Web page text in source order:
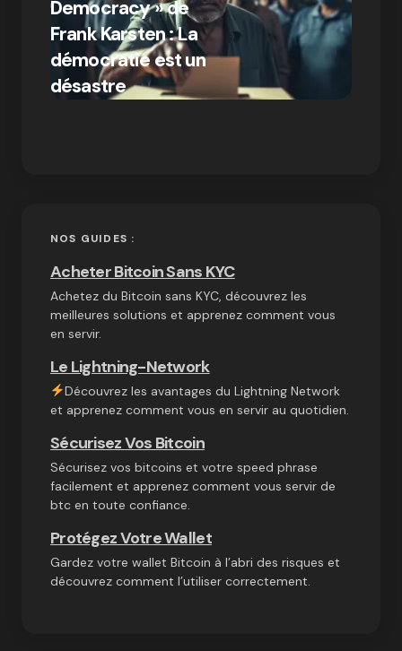
Democracy » de
Frank Karsten : La
démocratie est un
désastre
par Ines Aissani
on 03/10/2024
NOS GUIDES :
Acheter Bitcoin Sans KYC
Achetez du Bitcoin sans KYC, découvrez les
meilleures solutions et apprenez comment vous
en servir.
Le Lightning-Network
Découvrez les avantages du Lightning Network
et apprenez comment vous en servir au quotidien.
Sécurisez Vos Bitcoin
Sécurisez vos bitcoins et votre speed phrase
facilement et apprenez comment vous servir de
btc en toute confiance.
Protégez Votre Wallet
Gardez votre wallet Bitcoin à l’abri des risques et
découvrez comment l’utiliser correctement.